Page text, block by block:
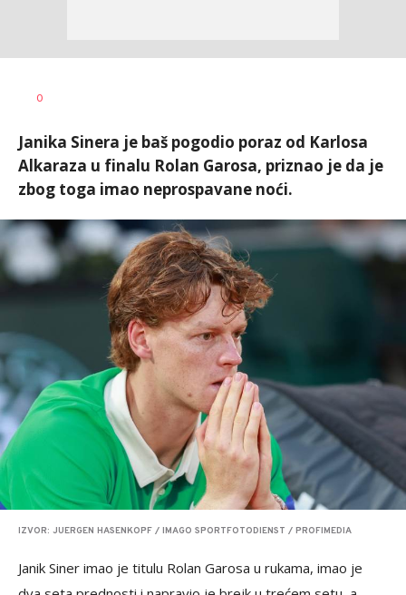
0
Janika Sinera je baš pogodio poraz od Karlosa
Alkaraza u finalu Rolan Garosa, priznao je da je
zbog toga imao neprospavane noći.
IZVOR: JUERGEN HASENKOPF / IMAGO SPORTFOTODIENST / PROFIMEDIA
Janik Siner imao je titulu Rolan Garosa u rukama, imao je